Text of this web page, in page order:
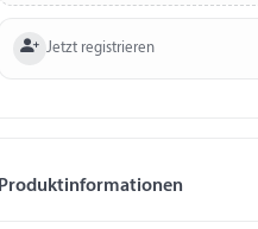
Jetzt registrieren
Produktinformationen